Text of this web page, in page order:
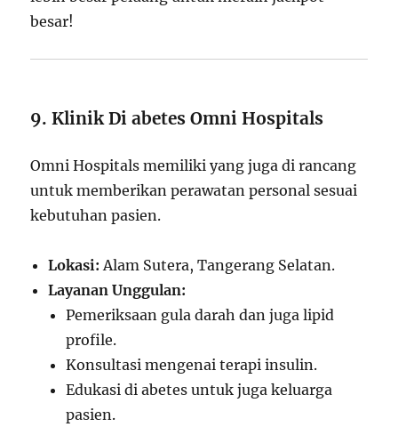
besar!
9. Klinik Di abetes Omni Hospitals
Omni Hospitals memiliki yang juga di rancang
untuk memberikan perawatan personal sesuai
kebutuhan pasien.
Lokasi: Alam Sutera, Tangerang Selatan.
Layanan Unggulan:
Pemeriksaan gula darah dan juga lipid
profile.
Konsultasi mengenai terapi insulin.
Edukasi di abetes untuk juga keluarga
pasien.